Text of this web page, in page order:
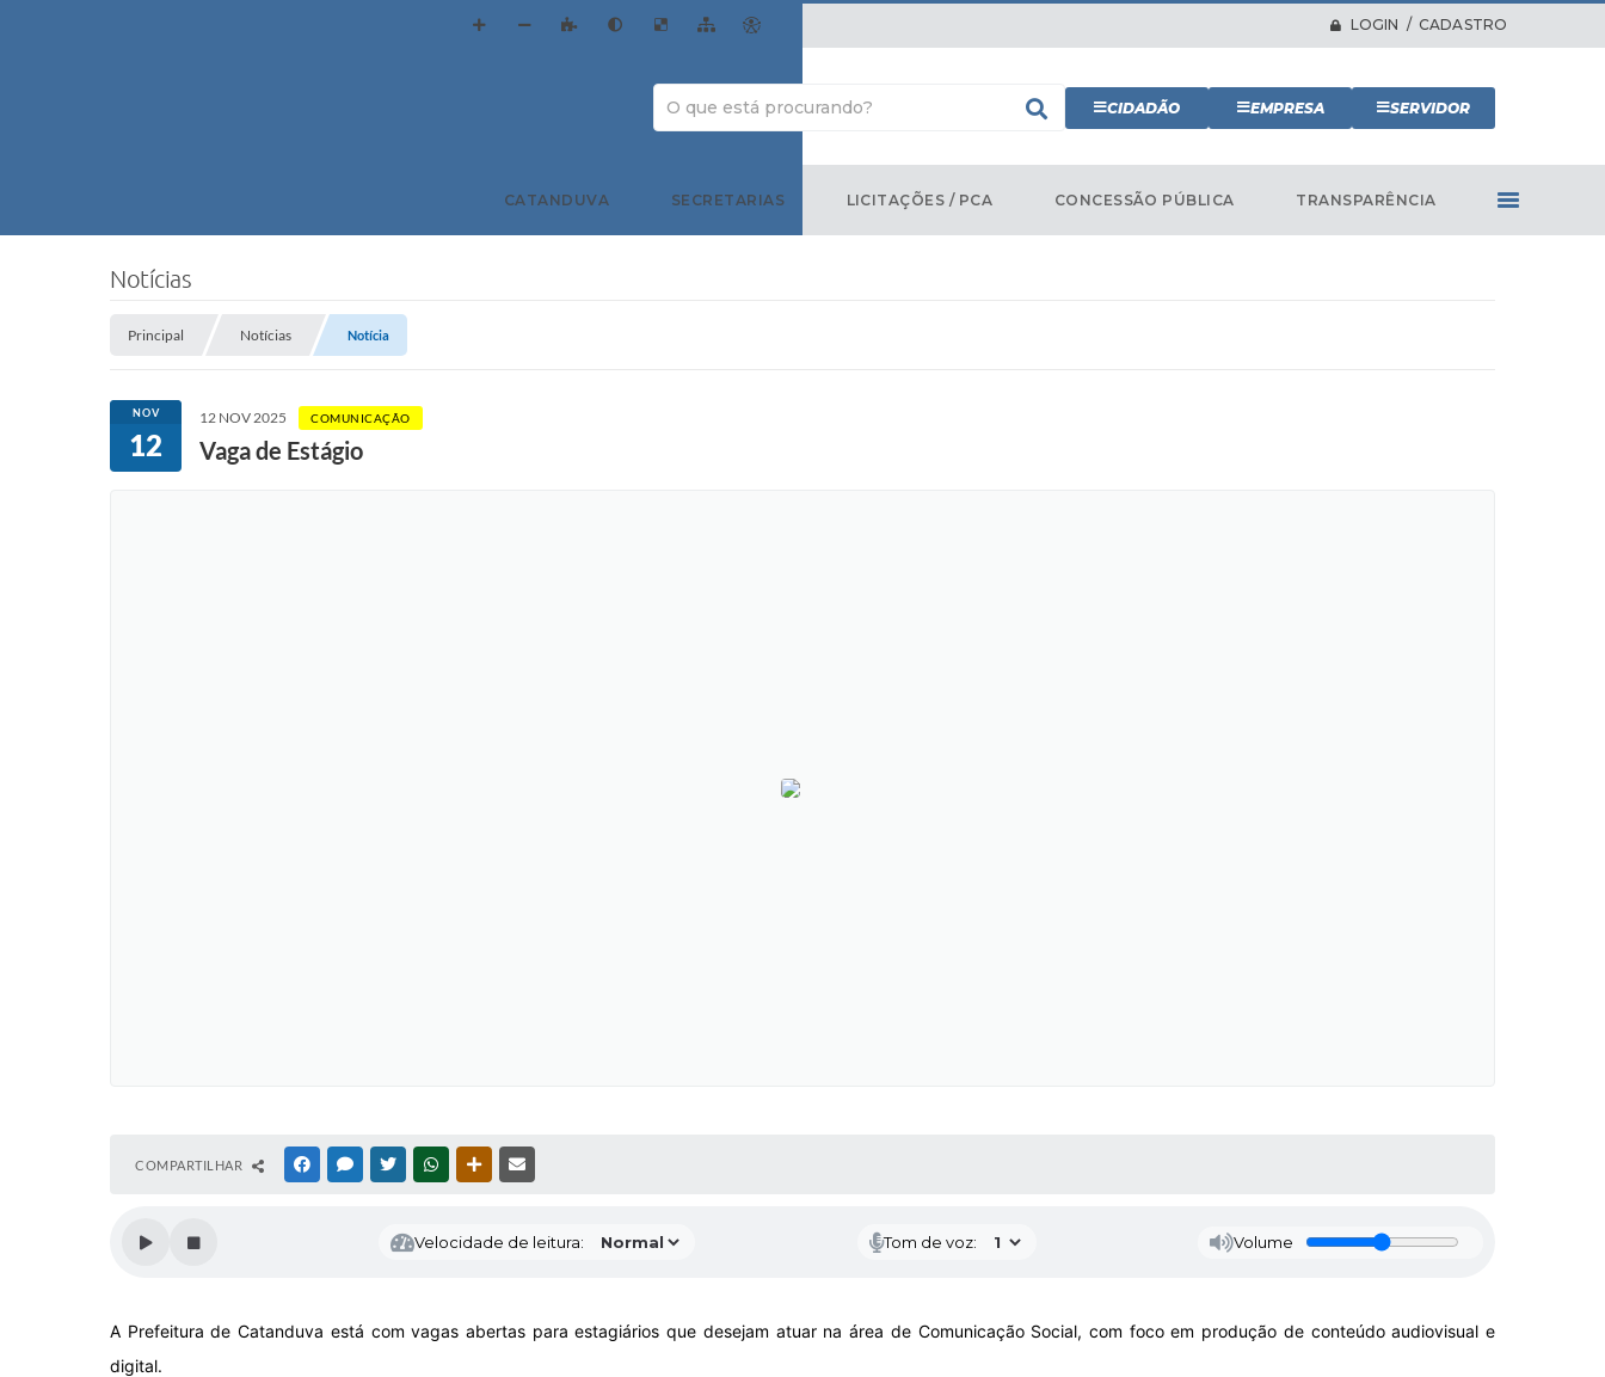
LOGIN / CADASTRO
CIDADÃO EMPRESA SERVIDOR
CATANDUVA SECRETARIAS LICITAÇÕES / PCA CONCESSÃO PÚBLICA TRANSPARÊNCIA
Notícias
Principal Notícias Notícia
NOV
12
12 NOV 2025 COMUNICAÇÃO
Vaga de Estágio
COMPARTILHAR FACEBOOKMESSENGER
TWITTERWHATSAPPOUTRAS MÍDIAS
Velocidade de leitura: Tom de voz: Volume
A Prefeitura de Catanduva está com vagas abertas para estagiários que desejam atuar na área de Comunicação Social, com foco em produção de conteúdo audiovisual e
digital.